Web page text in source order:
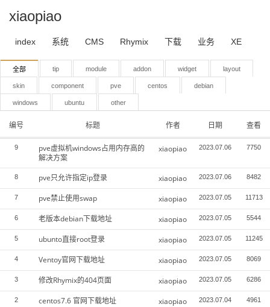
xiaopiao
index 系统 CMS Rhymix 下载 业务 XE
全部 tip module addon widget layout
skin component pve centos debian
windows ubuntu other
编号 标题 作者 日期 查看
9
pve虚拟机windows占用内存高的
解决方案
xiaopiao 2023.07.06 7750
8 pve只允许指定ip登录 xiaopiao 2023.07.06 8482
7 pve禁止使用swap xiaopiao 2023.07.05 11713
6 老版本debian下载地址 xiaopiao 2023.07.05 5544
5 ubunto直接root登录 xiaopiao 2023.07.05 11245
4 Ventoy官网下载地址 xiaopiao 2023.07.05 8069
3 修改Rhymix的404页面 xiaopiao 2023.07.05 6286
2 centos7.6 官网下载地址 xiaopiao 2023.07.04 4961